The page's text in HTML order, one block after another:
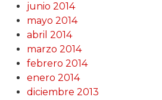
junio 2014
mayo 2014
abril 2014
marzo 2014
febrero 2014
enero 2014
diciembre 2013